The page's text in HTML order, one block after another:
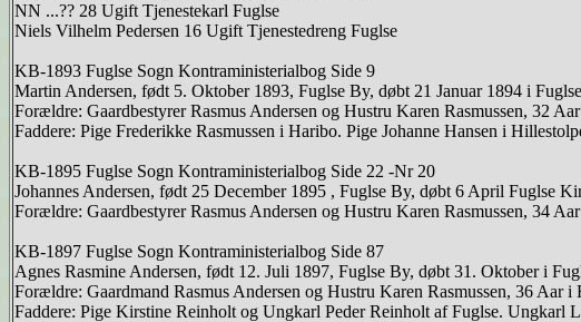
NN ...?? 28 Ugift Tjenestekarl Fuglse
Niels Vilhelm Pedersen 16 Ugift Tjenestedreng Fuglse
KB-1893 Fuglse Sogn Kontraministerialbog Side 9
Martin Andersen, født 5. Oktober 1893, Fuglse By, døbt 21 Januar 1894 i
Forældre: Gaardbestyrer Rasmus Andersen og Hustru Karen Rasmussen, 32
Faddere: Pige Frederikke Rasmussen i Haribo. Pige Johanne Hansen i
KB-1895 Fuglse Sogn Kontraministerialbog Side 22 -Nr 20
Johannes Andersen, født 25 December 1895 , Fuglse By, døbt 6 April Fuglse
Forældre: Gaardbestyrer Rasmus Andersen og Hustru Karen Rasmussen, 34
KB-1897 Fuglse Sogn Kontraministerialbog Side 87
Agnes Rasmine Andersen, født 12. Juli 1897, Fuglse By, døbt 31. Oktober i
Forældre: Gaardmand Rasmus Andersen og Hustru Karen Rasmussen, 36 Aar i
Faddere: Pige Kirstine Reinholt og Ungkarl Peder Reinholt af Fuglse. Ungkarl